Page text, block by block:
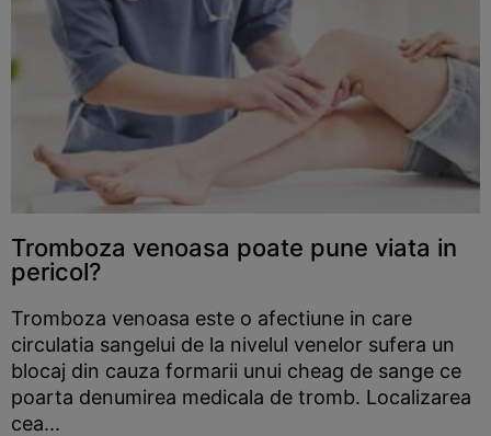
Tromboza venoasa poate pune viata in
pericol?
Tromboza venoasa este o afectiune in care
circulatia sangelui de la nivelul venelor sufera un
blocaj din cauza formarii unui cheag de sange ce
poarta denumirea medicala de tromb. Localizarea
cea...